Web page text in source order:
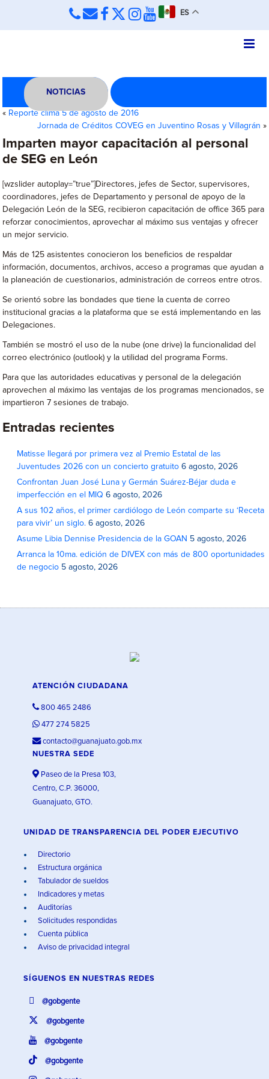
ES
NOTICIAS
« Reporte clima 5 de agosto de 2016
Jornada de Créditos COVEG en Juventino Rosas y Villagrán »
Imparten mayor capacitación al personal
de SEG en León
[wzslider autoplay=”true”]Directores, jefes de Sector, supervisores,
coordinadores, jefes de Departamento y personal de apoyo de la
Delegación León de la SEG, recibieron capacitación de office 365 para
reforzar conocimientos, aprovechar al máximo sus ventajas y ofrecer
un mejor servicio.
Más de 125 asistentes conocieron los beneficios de respaldar
información, documentos, archivos, acceso a programas que ayudan a
la planeación de cuestionarios, administración de correos entre otros.
Se orientó sobre las bondades que tiene la cuenta de correo
institucional gracias a la plataforma que se está implementando en las
Delegaciones.
También se mostró el uso de la nube (one drive) la funcionalidad del
correo electrónico (outlook) y la utilidad del programa Forms.
Para que las autoridades educativas y personal de la delegación
aprovechen al máximo las ventajas de los programas mencionados, se
impartieron 7 sesiones de trabajo.
Entradas recientes
Matisse llegará por primera vez al Premio Estatal de las
Juventudes 2026 con un concierto gratuito 6 agosto, 2026
Confrontan Juan José Luna y Germán Suárez-Béjar duda e
imperfección en el MIQ 6 agosto, 2026
A sus 102 años, el primer cardiólogo de León comparte su ‘Receta
para vivir’ un siglo. 6 agosto, 2026
Asume Libia Dennise Presidencia de la GOAN 5 agosto, 2026
Arranca la 10ma. edición de DIVEX con más de 800 oportunidades
de negocio 5 agosto, 2026
ATENCIÓN CIUDADANA
800 465 2486
477 274 5825
contacto@guanajuato.gob.mx
NUESTRA SEDE
Paseo de la Presa 103,
Centro, C.P. 36000,
Guanajuato, GTO.
UNIDAD DE TRANSPARENCIA DEL PODER EJECUTIVO
Directorio
Estructura orgánica
Tabulador de sueldos
Indicadores y metas
Auditorías
Solicitudes respondidas
Cuenta pública
Aviso de privacidad integral
SÍGUENOS EN NUESTRAS REDES
@gobgente
@gobgente
@gobgente
@gobgente